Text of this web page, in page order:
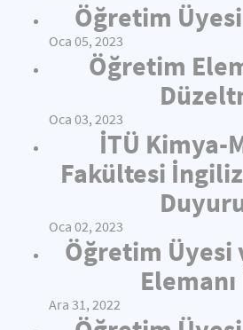
Öğretim
Oca 05, 2023
Öğretim
Oca 03, 2023
İTÜ Kimya-
Fakültesi
Oca 02, 2023
Öğretim Üyesi
Elemanı
Ara 31, 2022